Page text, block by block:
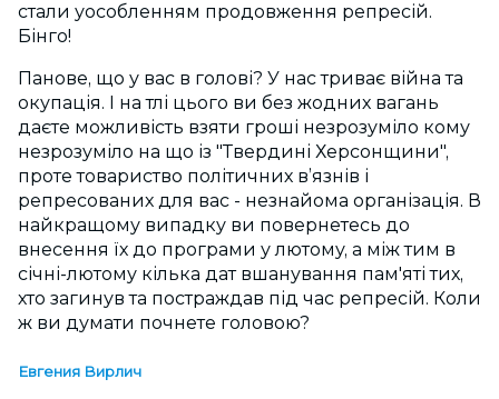
стали уособленням продовження репресій.
Бінго!
Панове, що у вас в голові? У нас триває війна та
окупація. І на тлі цього ви без жодних вагань
даєте можливість взяти гроші незрозуміло кому
незрозуміло на що із "Твердині Херсонщини",
проте товариство політичних в’язнів і
репресованих для вас - незнайома організація. В
найкращому випадку ви повернетесь до
внесення їх до програми у лютому, а між тим в
січні-лютому кілька дат вшанування пам'яті тих,
хто загинув та постраждав під час репресій. Коли
ж ви думати почнете головою?
Евгения Вирлич